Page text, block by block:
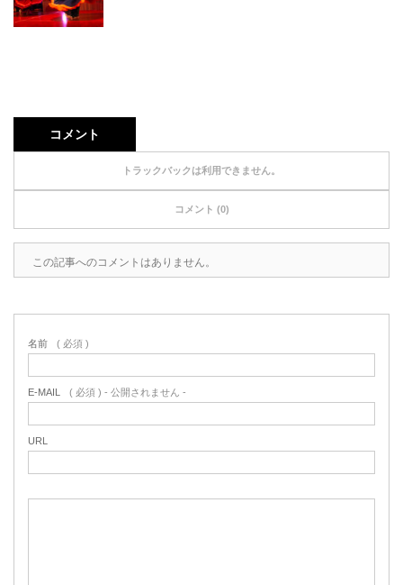
コメント
トラックバックは利用できません。
コメント (0)
この記事へのコメントはありません。
名前 ( 必須 )
E-MAIL ( 必須 ) - 公開されません -
URL